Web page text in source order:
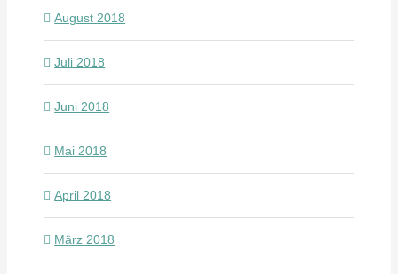
August 2018
Juli 2018
Juni 2018
Mai 2018
April 2018
März 2018